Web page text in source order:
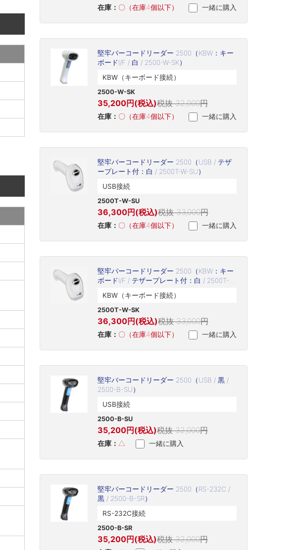
在庫： 〇（在庫4個以下） 一緒に購入
堅牢バーコードリーダー 2500（KBW：キー
ボードI/F / 白 / 2500-W-SK）
KBW（キーボード接続）
2500-W-SK
35,200円(税込)税抜 32,000円
在庫： 〇（在庫4個以下） 一緒に購入
堅牢バーコードリーダー 2500（USB / テザ
ープレート付：白 / 2500T-W-SU）
USB接続
2500T-W-SU
36,300円(税込)税抜 33,000円
在庫： 〇（在庫4個以下） 一緒に購入
堅牢バーコードリーダー 2500（KBW：キー
ボードI/F / テザープレート付：白 / 2500T-
KBW（キーボード接続）
2500T-W-SK
36,300円(税込)税抜 33,000円
在庫： 〇（在庫4個以下） 一緒に購入
堅牢バーコードリーダー 2500（USB / 黒 /
2500-B-SU）
USB接続
2500-B-SU
35,200円(税込)税抜 32,000円
在庫： △ 一緒に購入
堅牢バーコードリーダー 2500（RS-232C /
黒 / 2500-B-SR）
RS-232C接続
2500-B-SR
35,200円(税込)税抜 32,000円